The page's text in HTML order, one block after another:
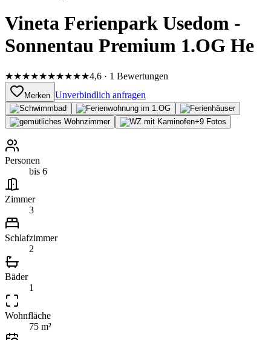
Vineta Ferienpark Usedom -
Sonnentau Premium 1.OG He
★★★★★★★★★★4,6 · 1 Bewertungen
Merken Unverbindlich anfragen
+9 Fotos
Personen
bis 6
Zimmer
3
Schlafzimmer
2
Bäder
1
Wohnfläche
75 m²